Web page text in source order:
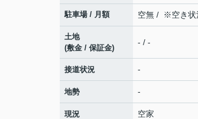
駐車場 / 月額 空無 / ※空き状
土地
(敷金 / 保証金)
- / -
接道状況 -
地勢 -
現況 空家